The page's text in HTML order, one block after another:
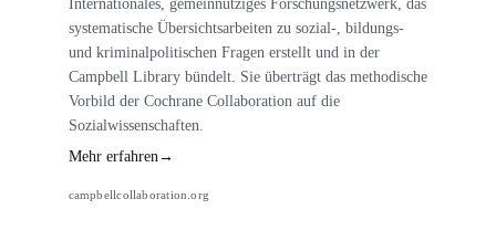
systematische Übersichtsarbeiten zu sozial-, bildungs-
und kriminalpolitischen Fragen erstellt und in der
Campbell Library bündelt. Sie überträgt das methodische
Vorbild der Cochrane Collaboration auf die
Sozialwissenschaften.
Mehr erfahren→
campbellcollaboration.org